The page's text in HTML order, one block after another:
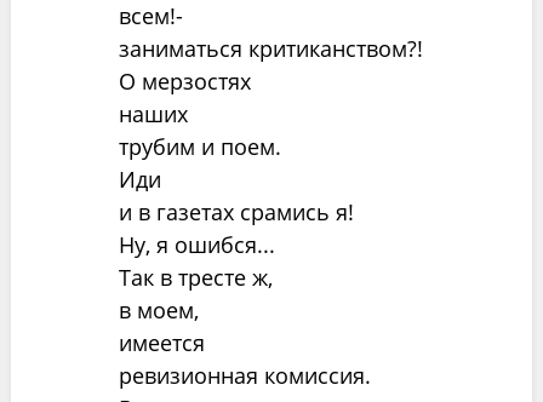
всем!-
заниматься критиканством?!
О мерзостях
наших
трубим и поем.
Иди
и в газетах срамись я!
Ну, я ошибся...
Так в тресте ж,
в моем,
имеется
ревизионная комиссия.